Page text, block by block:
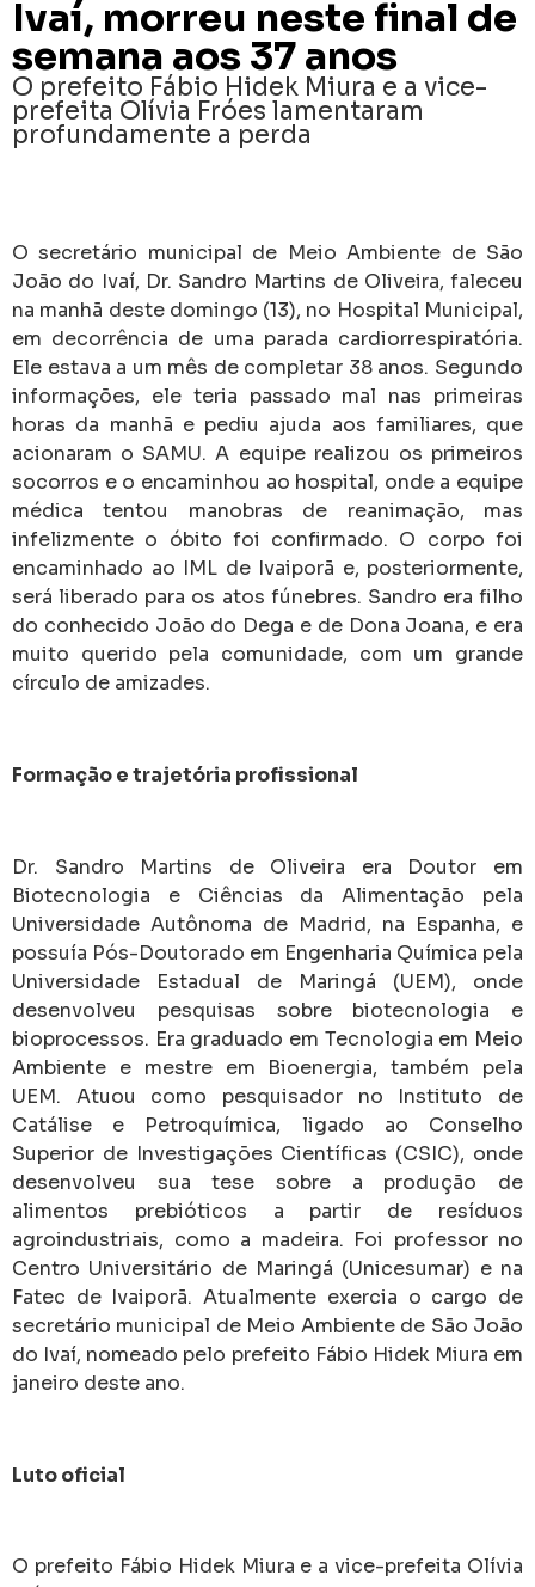
Ivaí, morreu neste final de
semana aos 37 anos
O prefeito Fábio Hidek Miura e a vice-
prefeita Olívia Fróes lamentaram
profundamente a perda
O secretário municipal de Meio Ambiente de São
João do Ivaí, Dr. Sandro Martins de Oliveira, faleceu
na manhã deste domingo (13), no Hospital Municipal,
em decorrência de uma parada cardiorrespiratória.
Ele estava a um mês de completar 38 anos. Segundo
informações, ele teria passado mal nas primeiras
horas da manhã e pediu ajuda aos familiares, que
acionaram o SAMU. A equipe realizou os primeiros
socorros e o encaminhou ao hospital, onde a equipe
médica tentou manobras de reanimação, mas
infelizmente o óbito foi confirmado. O corpo foi
encaminhado ao IML de Ivaiporã e, posteriormente,
será liberado para os atos fúnebres. Sandro era filho
do conhecido João do Dega e de Dona Joana, e era
muito querido pela comunidade, com um grande
círculo de amizades.
Formação e trajetória profissional
Dr. Sandro Martins de Oliveira era Doutor em
Biotecnologia e Ciências da Alimentação pela
Universidade Autônoma de Madrid, na Espanha, e
possuía Pós-Doutorado em Engenharia Química pela
Universidade Estadual de Maringá (UEM), onde
desenvolveu pesquisas sobre biotecnologia e
bioprocessos. Era graduado em Tecnologia em Meio
Ambiente e mestre em Bioenergia, também pela
UEM. Atuou como pesquisador no Instituto de
Catálise e Petroquímica, ligado ao Conselho
Superior de Investigações Científicas (CSIC), onde
desenvolveu sua tese sobre a produção de
alimentos prebióticos a partir de resíduos
agroindustriais, como a madeira. Foi professor no
Centro Universitário de Maringá (Unicesumar) e na
Fatec de Ivaiporã. Atualmente exercia o cargo de
secretário municipal de Meio Ambiente de São João
do Ivaí, nomeado pelo prefeito Fábio Hidek Miura em
janeiro deste ano.
Luto oficial
O prefeito Fábio Hidek Miura e a vice-prefeita Olívia